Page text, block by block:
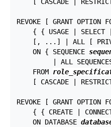
[ CASCADE |
REVOKE [ GRANT OPTION
{ { USAGE | SELECT
[, ...] | ALL [
    ON { SEQUENCE
| ALL
    FROM
[ CASCADE |
REVOKE [ GRANT OPTION
{ { CREATE |
    ON DATABASE